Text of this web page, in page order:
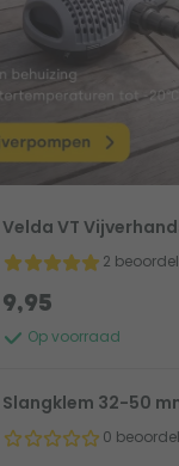
Velda VT
2
Op voorraad
9,95
Slangklem 32-50
0